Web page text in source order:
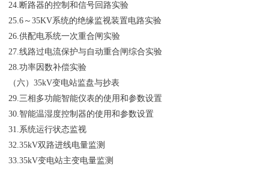
24.断路器的控制和信号回路实验
25.6～35KV系统的绝缘监视装置电路实验
26.供配电系统一次重合闸实验
27.线路过电流保护与自动重合闸综合实验
28.功率因数补偿实验
（六）35kV变电站监盘与抄表
29.三相多功能智能仪表的使用和参数设置
30.智能温湿度控制器的使用和参数设置
31.系统运行状态监视
32.35kV双路进线电量监测
33.35kV变电站主变电量监测